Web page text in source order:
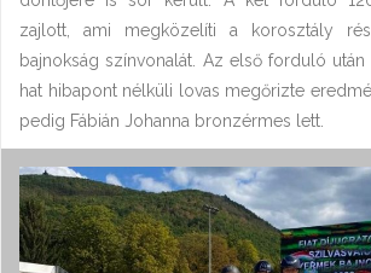
zajlott, ami megközelíti a korosztály
bajnokság színvonalát. Az első forduló
hat hibapont nélküli lovas megőrizte
pedig Fábián Johanna bronzérmes lett.